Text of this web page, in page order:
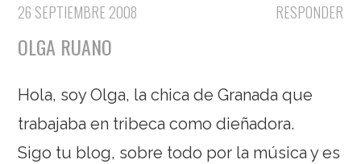
RESPONDER
26 SEPTIEMBRE 2008
OLGA RUANO
Hola, soy Olga, la chica de Granada que
trabajaba en tribeca como dieñadora.
Sigo tu blog, sobre todo por la música y es